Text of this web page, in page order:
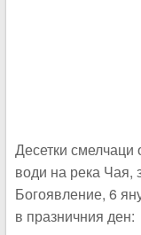
Десетки смелчаци
води на река Чая,
Богоявление, 6
в празничния ден: